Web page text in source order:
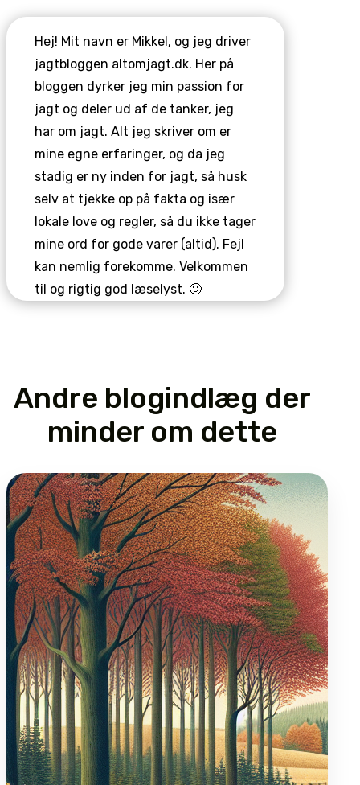
Hej! Mit navn er Mikkel, og jeg driver
jagtbloggen altomjagt.dk. Her på
bloggen dyrker jeg min passion for
jagt og deler ud af de tanker, jeg
har om jagt. Alt jeg skriver om er
mine egne erfaringer, og da jeg
stadig er ny inden for jagt, så husk
selv at tjekke op på fakta og især
lokale love og regler, så du ikke tager
mine ord for gode varer (altid). Fejl
kan nemlig forekomme. Velkommen
til og rigtig god læselyst. 🙂
Andre blogindlæg der
minder om dette